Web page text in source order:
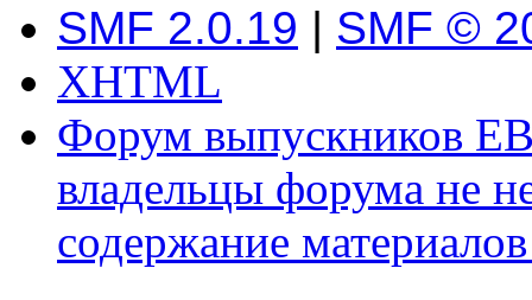
SMF 2.0.19 | SMF ©
XHTML
Форум выпускников
владельцы форума не
содержание